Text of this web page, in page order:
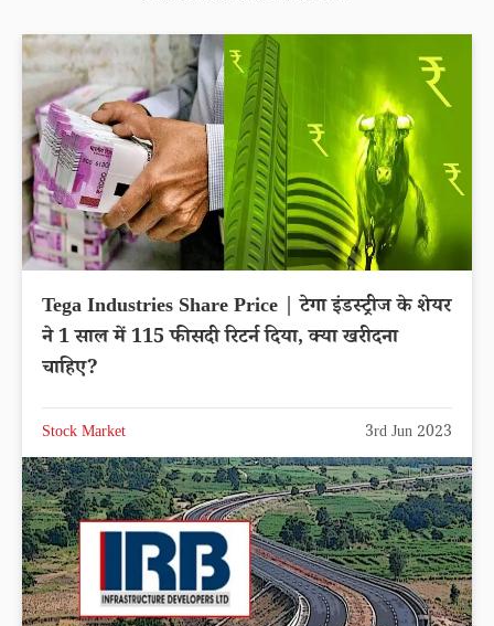
Tega Industries Share Price | टेगा इंडस्ट्रीज के शेयर
ने 1 साल में 115 फीसदी रिटर्न दिया, क्या खरीदना
चाहिए?
Stock Market 3rd Jun 2023